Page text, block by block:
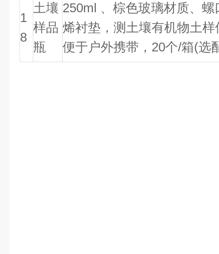
1
8
土壤
样品
瓶
250ml 、棕色玻璃材质、
烯衬垫，测土壤有机物土
便于户外携带，20个/箱(选